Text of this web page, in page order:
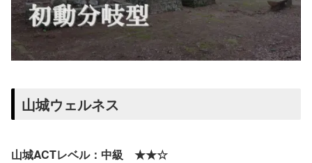
山城ウェルネス
山城ACTレベル：中級 ★★☆